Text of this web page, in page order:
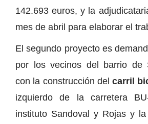
142.693 euros, y la
mes de abril para elaborar el
El segundo proyecto es
por los vecinos del barrio de
con la construcción del carril
izquierdo de la carretera
instituto Sandoval y Rojas y